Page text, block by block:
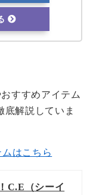
すすめアイテム
底解説していま
はこちら
C.E（シーイ